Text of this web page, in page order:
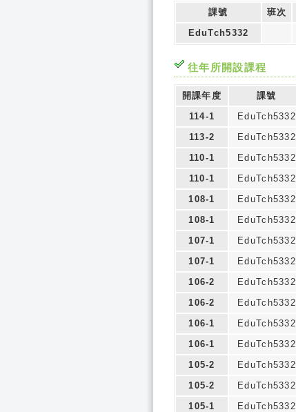
課號 班次
EduTch5332
往年所開設課程
開課年度 課號
114-1
EduTch5332
113-2
EduTch5332
110-1
EduTch5332
110-1
EduTch5332
108-1
EduTch5332
108-1
EduTch5332
107-1
EduTch5332
107-1
EduTch5332
106-2
EduTch5332
106-2
EduTch5332
106-1
EduTch5332
106-1
EduTch5332
105-2
EduTch5332
105-2
EduTch5332
105-1
EduTch5332